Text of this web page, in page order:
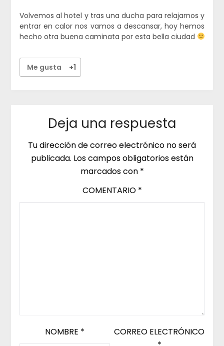
Volvemos al hotel y tras una ducha para relajarnos y
entrar en calor nos vamos a descansar, hoy hemos
hecho otra buena caminata por esta bella ciudad
Me gusta +1
Deja una respuesta
Tu dirección de correo electrónico no será
publicada. Los campos obligatorios están
marcados con *
COMENTARIO *
NOMBRE *
CORREO ELECTRÓNICO